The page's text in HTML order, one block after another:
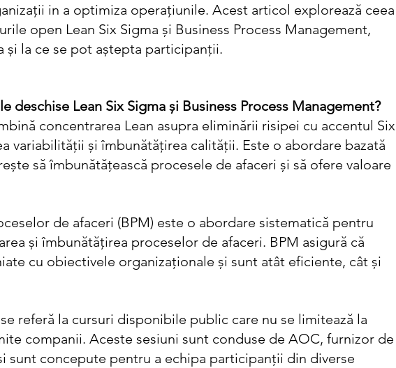
in a optimiza operațiunile. Acest articol explorează ceea
open Lean Six Sigma și Business Process Management,
și la ce se pot aștepta participanții.
deschise Lean Six Sigma și Business Process Management?
concentrarea Lean asupra eliminării risipei cu accentul Six
variabilității și îmbunătățirea calității. Este o abordare bazată
să îmbunătățească procesele de afaceri și să ofere valoare
de afaceri (BPM) este o abordare sistematică pentru
și îmbunătățirea proceselor de afaceri. BPM asigură că
cu obiectivele organizaționale și sunt atât eficiente, cât și
referă la cursuri disponibile public care nu se limitează la
companii. Aceste sesiuni sunt conduse de AOC, furnizor de
sunt concepute pentru a echipa participanții din diverse